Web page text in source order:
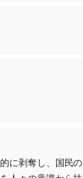
に剥奪し、国民の